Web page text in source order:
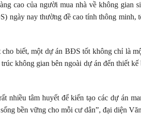
cao của người mua nhà về không gian
ngày nay thường đề cao tính thông minh,
biết, một dự án BĐS tốt không chỉ là
không gian bên ngoài dự án đến thiết
nhiều tâm huyết để kiến tạo các dự án
bền vững cho mỗi cư dân”, đại diện